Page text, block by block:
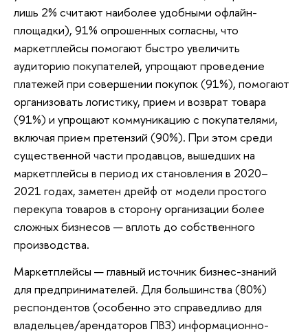
лишь 2% считают наиболее удобными офлайн-
площадки), 91% опрошенных согласны, что
маркетплейсы помогают быстро увеличить
аудиторию покупателей, упрощают проведение
платежей при совершении покупок (91%), помогают
организовать логистику, прием и возврат товара
(91%) и упрощают коммуникацию с покупателями,
включая прием претензий (90%). При этом среди
существенной части продавцов, вышедших на
маркетплейсы в период их становления в 2020–
2021 годах, заметен дрейф от модели простого
перекупа товаров в сторону организации более
сложных бизнесов — вплоть до собственного
производства.
Маркетплейсы — главный источник бизнес-знаний
для предпринимателей. Для большинства (80%)
респондентов (особенно это справедливо для
владельцев/арендаторов ПВЗ) информационно-